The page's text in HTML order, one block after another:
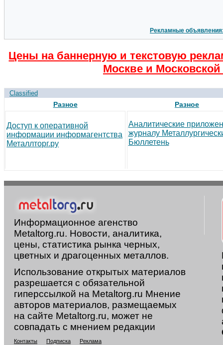
Рекламные
Цены на баннерную и текстовую
Москве и Московской
Classified
Разное
Доступ к оперативной
информации информагентства
Металлторг.ру
Разное
Аналитические
журналу
Бюллетень
Информационное агенство
Metaltorg.ru. Новости, аналитика,
цены, статистика рынка черных,
цветных и драгоценных металлов.
Использование открытых материалов
разрешается с обязательной
гиперссылкой на Metaltorg.ru Мнение
авторов материалов, размещаемых
на сайте Metaltorg.ru, может не
совпадать с мнением редакции
Контакты Подписка Реклама